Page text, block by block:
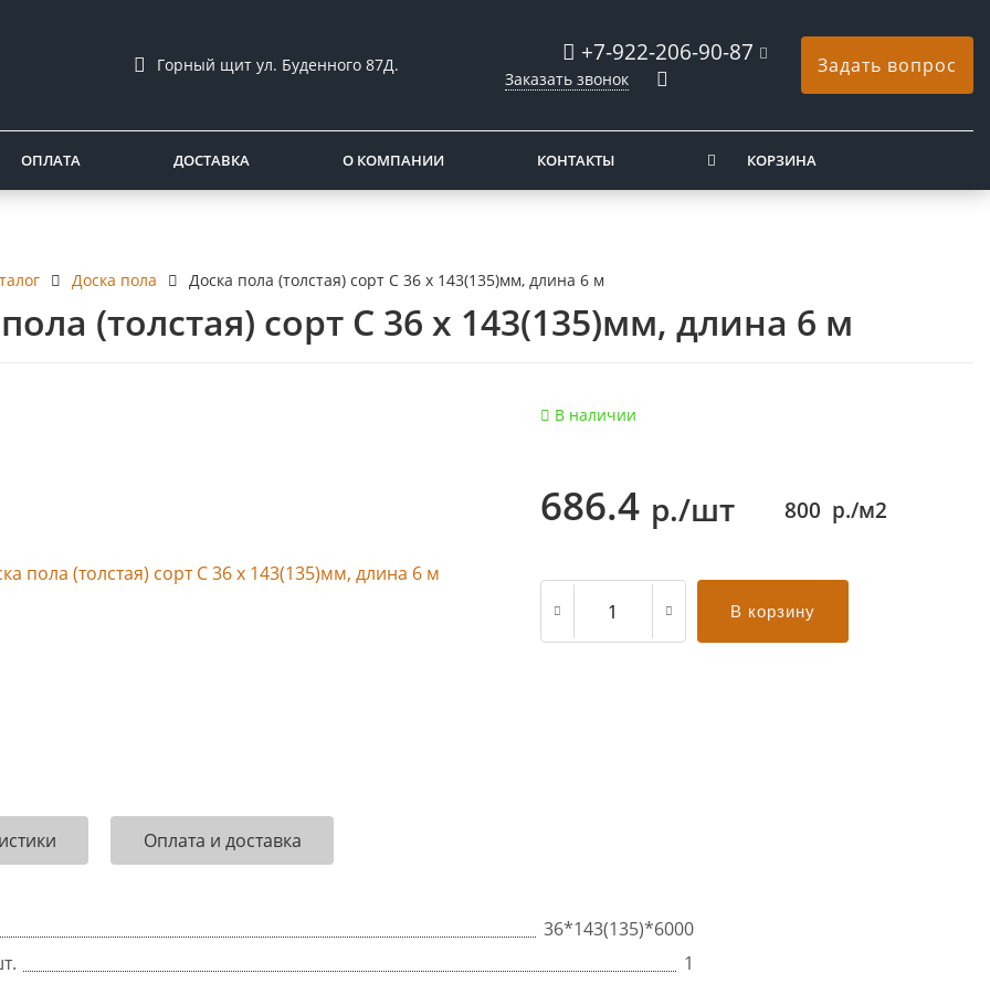
Горный щит ул. Буденного 87Д. +7-922-206-90-87
Заказать звонок
Задать вопрос
ОПЛАТА ДОСТАВКА О КОМПАНИИ КОНТАКТЫ КОРЗИНА
Доска пола Доска пола (толстая) сорт С 36 x 143(135)мм, длина 6 м
(толстая) сорт С 36 x 143(135)мм, длина 6 м
В наличии
686.4 р./шт 800 р./м2
В корзину
Оплата и доставка
36*143(135)*6000
1